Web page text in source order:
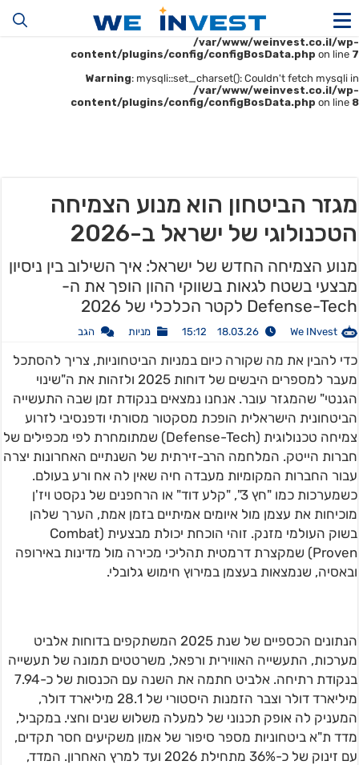
Warning
: mysqli::__construct(): (HY000/1045): Access denied for user
'u414896523_maofData'@'161.35.22.140' (using password: YES) in
/var/www/weinvest.co.il/wp-
content/plugins/config/configBosData.php on line 7
Warning: mysqli::set_charset(): Couldn't fetch mysqli in
/var/www/weinvest.co.il/wp-
content/plugins/config/configBosData.php on line 8
מגזר הביטחון הוא מנוע הצמיחה
הטכנולוגי של ישראל ב-2026
מנוע הצמיחה החדש של ישראל: איך השילוב בין ניסיון
מבצעי בשטח לגאות בשווקי ההון הופך את ה-
Defense-Tech לקטר הכלכלי של 2026
We INvest
18.03.26 15:12 מניות הגב
כדי להבין את מה שקורה כיום במניות הביטחוניות, צריך להסתכל
מעבר למספרים היבשים של דוחות 2025 ולזהות את ה"שינוי
הגנטי" שהמגזר עובר. אנחנו נמצאים בנקודת זמן שבה התעשייה
הביטחונית הישראלית הופכת מסקטור מסורתי ודפנסיבי לזרוע
צמיחה טכנולוגית (Defense-Tech) שמתומחרת לפי מכפילים של
חברות הייטק. המלחמה הרב-זירתית של השנתיים האחרונות יצרה
עבור החברות המקומיות מעבדה חיה שאין לה אח ורע בעולם.
כשמערכות כמו "חץ 3", "קלע דוד" או הרחפנים של נקסט ויז'ן
מוכיחות את עצמן מול איומים אמיתיים בזמן אמת, הערך שלהן
בשוק העולמי מזנק. זוהי הוכחת יכולת מבצעית (Combat
Proven) שמקצרת דרמטית תהליכי מכירה מול מדינות באירופה
ובאסיה, שנמצאות בעצמן במירוץ חימוש גלובלי.
הנתונים הכספיים של שנת 2025 המשתקפים בדוחות אלביט
מערכות, התעשייה האווירית ורפאל, משרטטים תמונה של תעשייה
בנקודת רתיחה. אלביט חתמה את השנה עם הכנסות של כ-7.94
מיליארד דולר וצבר הזמנות היסטורי של 28.1 מיליארד דולר,
המעניק לה אופק תכנוני של למעלה משלוש שנים וחצי. במקביל,
מדד ת"א ביטחוניות מספר סיפור של אמון משקיעים חסר תקדים,
עם זינוק של כ-36% מתחילת 2026 ועד למרץ האחרון. המדד,